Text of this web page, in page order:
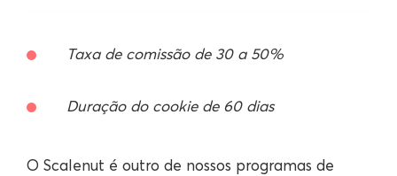
Taxa de comissão de 30 a 50%
Duração do cookie de 60 dias
O Scalenut é outro de nossos programas de